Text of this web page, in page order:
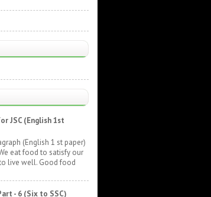
JSC (English 1st
(English 1 st paper)
eat food to satisfy our
live well. Good food
- 6 (Six to SSC)